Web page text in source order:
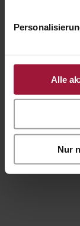
Alle
Nur


Mo.-Fr.